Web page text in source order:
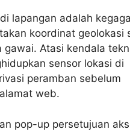
lapangan adalah
koordinat geolokasi
gawai. Atasi kendala
sensor lokasi di
peramban sebelum
web.
pop-up persetujuan